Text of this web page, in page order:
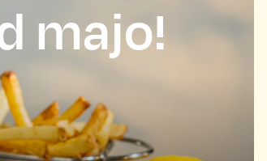
HELGBOX - MER AV DET GODA!
majo!